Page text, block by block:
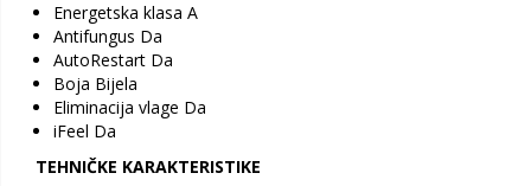
Energetska klasa A
Antifungus Da
AutoRestart Da
Boja Bijela
Eliminacija vlage Da
iFeel Da
TEHNIČKE KARAKTERISTIKE